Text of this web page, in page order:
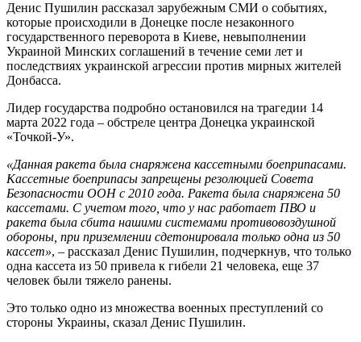
Денис Пушилин рассказал зарубежным СМИ о событиях,
которые происходили в Донецке после незаконного
государственного переворота в Киеве, невыполнении
Украиной Минских соглашений в течение семи лет и
последствиях украинской агрессии против мирных жителей
Донбасса.
Лидер государства подробно остановился на трагедии 14
марта 2022 года – обстреле центра Донецка украинской
«Точкой-У».
«Данная ракета была снаряжена кассетными боеприпасами.
Кассетные боеприпасы запрещены резолюцией Совета
Безопасности ООН с 2010 года. Ракета была снаряжена 50
кассетами. С учетом того, что у нас работает ПВО и
ракета была сбита нашими системами противовоздушной
обороны, при приземлении сдетонировала только одна из 50
кассет», – рассказал Денис Пушилин, подчеркнув, что только
одна кассета из 50 привела к гибели 21 человека, еще 37
человек были тяжело ранены.
Это только одно из множества военных преступлений со
стороны Украины, сказал Денис Пушилин.